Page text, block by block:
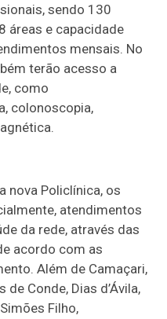
sendo 130
áreas e capacidade
mensais. No
terão acesso a
como
colonoscopia,
nova Policlínica, os
atendimentos
da rede, através das
acordo com as
Além de Camaçari,
Conde, Dias d’Ávila,
Filho,